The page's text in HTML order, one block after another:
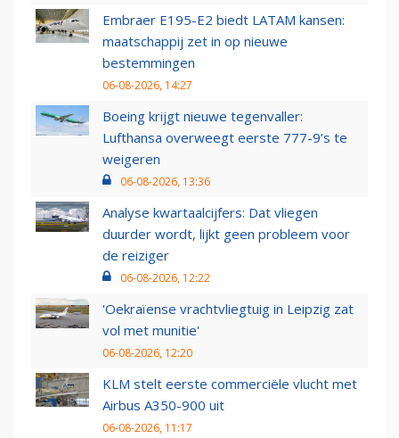
Embraer E195-E2 biedt LATAM kansen:
maatschappij zet in op nieuwe
bestemmingen
06-08-2026, 14:27
Boeing krijgt nieuwe tegenvaller:
Lufthansa overweegt eerste 777-9’s te
weigeren
06-08-2026, 13:36
Analyse kwartaalcijfers: Dat vliegen
duurder wordt, lijkt geen probleem voor
de reiziger
06-08-2026, 12:22
'Oekraïense vrachtvliegtuig in Leipzig zat
vol met munitie'
06-08-2026, 12:20
KLM stelt eerste commerciële vlucht met
Airbus A350-900 uit
06-08-2026, 11:17